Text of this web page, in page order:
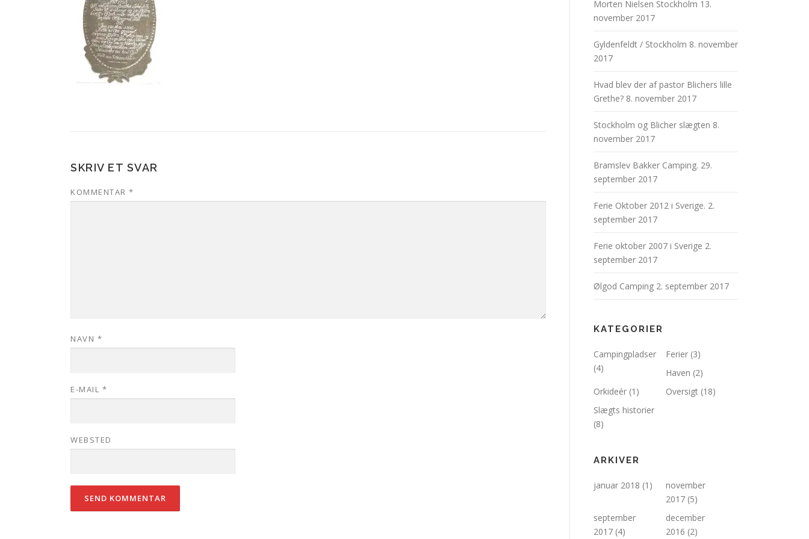
SKRIV ET SVAR
KOMMENTAR *
NAVN *
E-MAIL *
WEBSTED
Morten Nielsen Stockholm 13.
november 2017
Gyldenfeldt / Stockholm 8. november
2017
Hvad blev der af pastor Blichers lille
Grethe? 8. november 2017
Stockholm og Blicher slægten 8.
november 2017
Bramslev Bakker Camping. 29.
september 2017
Ferie Oktober 2012 i Sverige. 2.
september 2017
Ferie oktober 2007 i Sverige 2.
september 2017
Ølgod Camping 2. september 2017
KATEGORIER
Campingpladser
(4)
Ferier (3)
Haven (2)
Orkideér (1) Oversigt (18)
Slægts historier
(8)
ARKIVER
januar 2018 (1)
november
2017 (5)
september
2017 (4)
december
2016 (2)